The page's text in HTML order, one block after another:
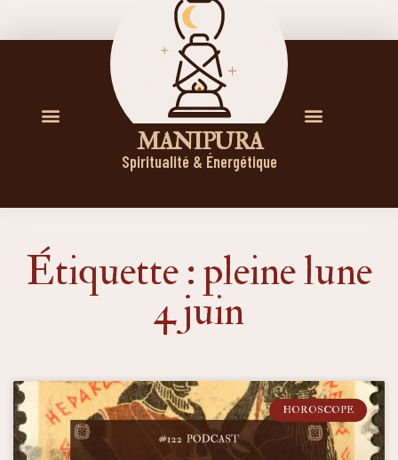
M A N I P U R A
Spiritualité & Énergétique
Étiquette : pleine lune
4 juin
HOROSCOPE